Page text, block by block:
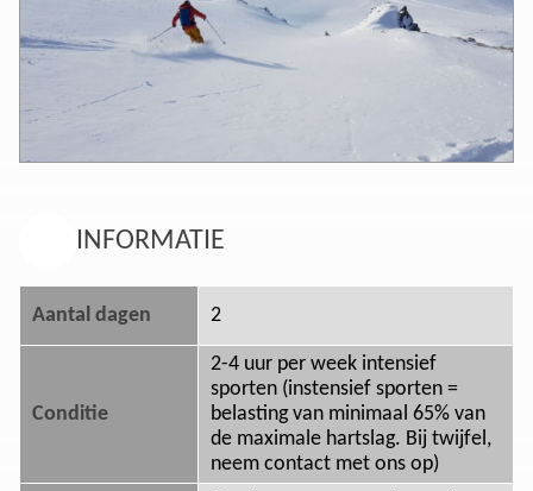
INFORMATIE
Aantal dagen 2
Conditie
2-4 uur per week intensief
sporten (instensief sporten =
belasting van minimaal 65% van
de maximale hartslag. Bij twijfel,
neem contact met ons op)